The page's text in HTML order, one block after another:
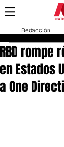
RBD rompe
en Estados
a One
Redacción